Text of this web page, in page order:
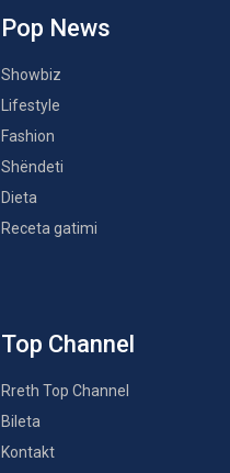
Pop News
Showbiz
Lifestyle
Fashion
Shëndeti
Dieta
Receta gatimi
Top Channel
Rreth Top Channel
Bileta
Kontakt